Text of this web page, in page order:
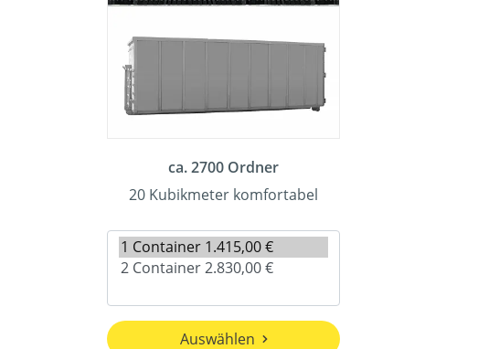
ca. 2700 Ordner
20 Kubikmeter komfortabel
Auswählen